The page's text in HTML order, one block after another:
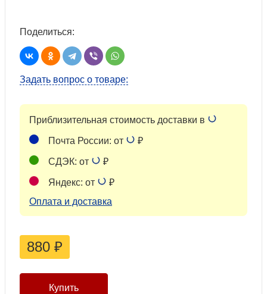
Поделиться:
Задать вопрос о товаре:
Приблизительная стоимость доставки в
Почта России: от ₽
СДЭК: от ₽
Яндекс: от
₽
Оплата и доставка
880 ₽